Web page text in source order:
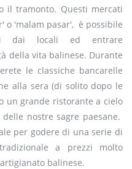
il tramonto. Questi mercati
o 'malam pasar', è possibile
dai locali ed entrare
della vita balinese. Durante
le classiche bancarelle
alla sera (di solito dopo le
un grande ristorante a cielo
nostre sagre paesane.
per godere di una serie di
a prezzi molto
balinese.